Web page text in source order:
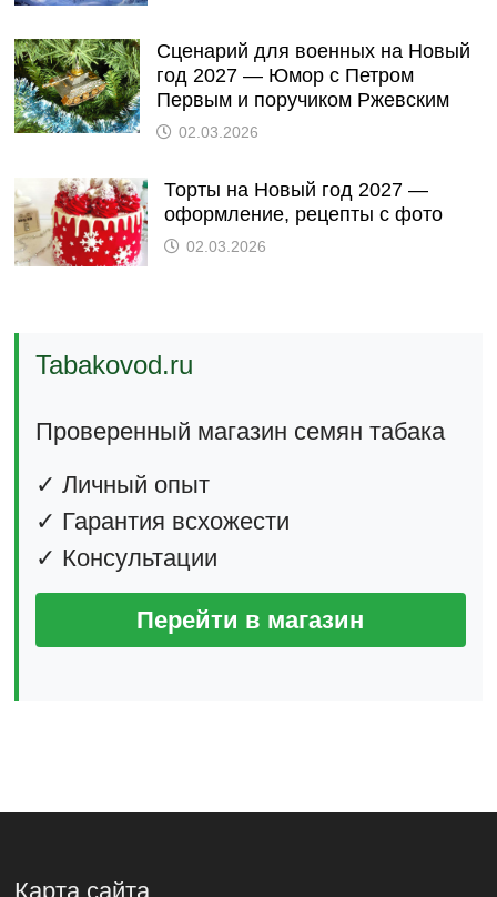
Сценарий для военных на Новый
год 2027 — Юмор с Петром
Первым и поручиком Ржевским
02.03.2026
Торты на Новый год 2027 —
оформление, рецепты с фото
02.03.2026
Tabakovod.ru
Проверенный магазин семян табака
✓ Личный опыт
✓ Гарантия всхожести
✓ Консультации
Перейти в магазин
Карта сайта